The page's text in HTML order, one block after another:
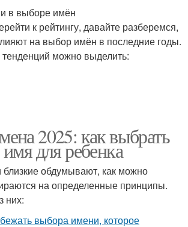
в выборе имён
к рейтингу, давайте разберемся,
на выбор имён в последние годы.
можно выделить:
2025: как выбрать
для ребенка
близкие обдумывают, как можно
на определенные принципы.
них: